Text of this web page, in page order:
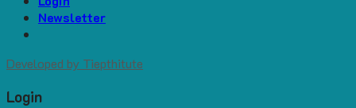
Newsletter
Developed by Tiepthitute
Login